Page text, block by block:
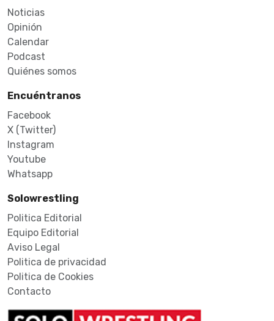
Noticias
Opinión
Calendar
Podcast
Quiénes somos
Encuéntranos
Facebook
X (Twitter)
Instagram
Youtube
Whatsapp
Solowrestling
Politica Editorial
Equipo Editorial
Aviso Legal
Politica de privacidad
Politica de Cookies
Contacto